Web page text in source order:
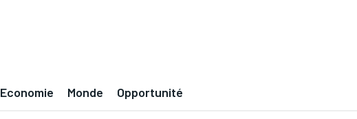
Economie Monde Opportunité